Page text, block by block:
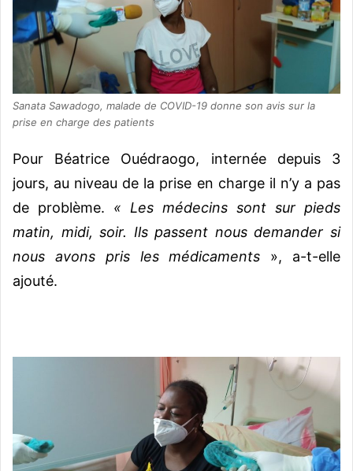
Sanata Sawadogo, malade de COVID-19 donne son avis sur la
prise en charge des patients
Pour Béatrice Ouédraogo, internée depuis 3
jours, au niveau de la prise en charge il n’y a pas
de problème. « Les médecins sont sur pieds
matin, midi, soir. Ils passent nous demander si
nous avons pris les médicaments », a-t-elle
ajouté.